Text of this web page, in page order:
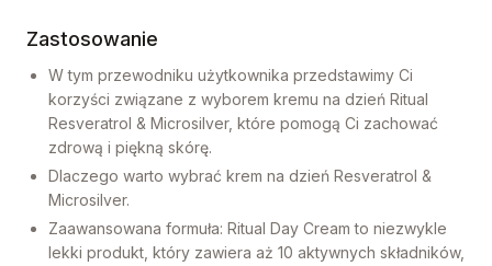
Zastosowanie
W tym przewodniku użytkownika przedstawimy Ci
korzyści związane z wyborem kremu na dzień Ritual
Resveratrol & Microsilver, które pomogą Ci zachować
zdrową i piękną skórę.
Dlaczego warto wybrać krem na dzień Resveratrol &
Microsilver.
Zaawansowana formuła: Ritual Day Cream to niezwykle
lekki produkt, który zawiera aż 10 aktywnych składników,